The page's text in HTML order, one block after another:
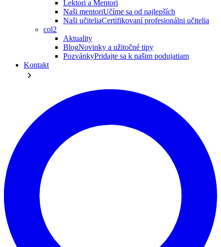
Lektori a Mentori
Naši mentoriUčíme sa od najlepších
Naši učiteliaCertifikovaní profesionálni učitelia
col2
Aktuality
BlogNovinky a užitočné tipy
PozvánkyPridajte sa k našim podujatiam
Kontakt